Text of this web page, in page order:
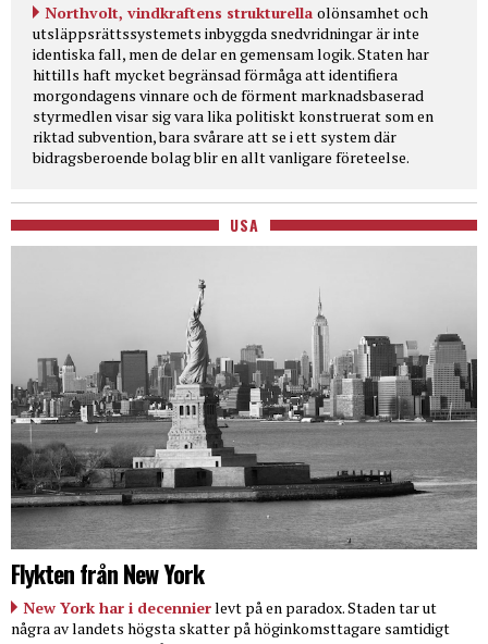
Northvolt, vindkraftens strukturella olönsamhet och
utsläppsrättssystemets inbyggda snedvridningar är inte
identiska fall, men de delar en gemensam logik. Staten har
hittills haft mycket begränsad förmåga att identifiera
morgondagens vinnare och de förment marknadsbaserad
styrmedlen visar sig vara lika politiskt konstruerat som en
riktad subvention, bara svårare att se i ett system där
bidragsberoende bolag blir en allt vanligare företeelse.
USA
Flykten från New York
New York har i decennierlevt på en paradox. Staden tar ut
några av landets högsta skatter på höginkomsttagare samtidigt